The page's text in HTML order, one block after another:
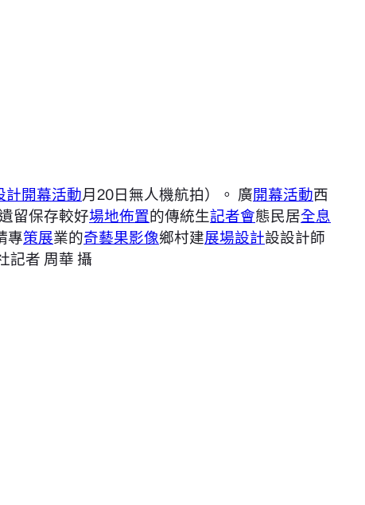
計開幕活動月20日無人機航拍）。 廣開幕活動西
留保存較好場地佈置的傳統生記者會態民居全息
專策展業的奇藝果影像鄉村建展場設計設設計師
記者 周華 攝